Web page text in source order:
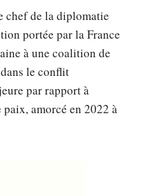
chef de la diplomatie
portée par la France
à une coalition de
le conflit
par rapport à
paix, amorcé en 2022 à